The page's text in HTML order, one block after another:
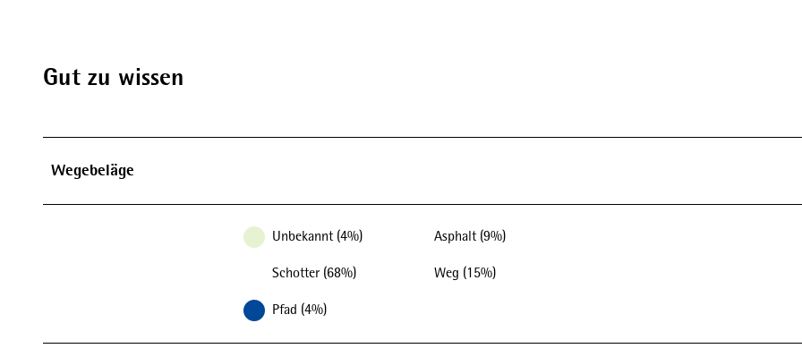
Gut zu wissen
Wegebeläge
Unbekannt (4%) Asphalt (9%)
Schotter (68%) Weg (15%)
Pfad (4%)